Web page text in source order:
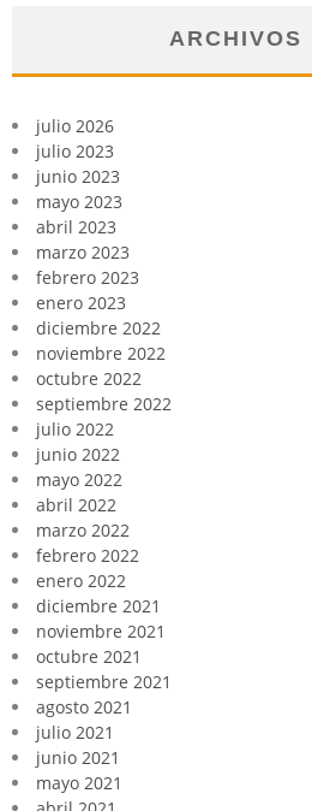
ARCHIVOS
julio 2026
julio 2023
junio 2023
mayo 2023
abril 2023
marzo 2023
febrero 2023
enero 2023
diciembre 2022
noviembre 2022
octubre 2022
septiembre 2022
julio 2022
junio 2022
mayo 2022
abril 2022
marzo 2022
febrero 2022
enero 2022
diciembre 2021
noviembre 2021
octubre 2021
septiembre 2021
agosto 2021
julio 2021
junio 2021
mayo 2021